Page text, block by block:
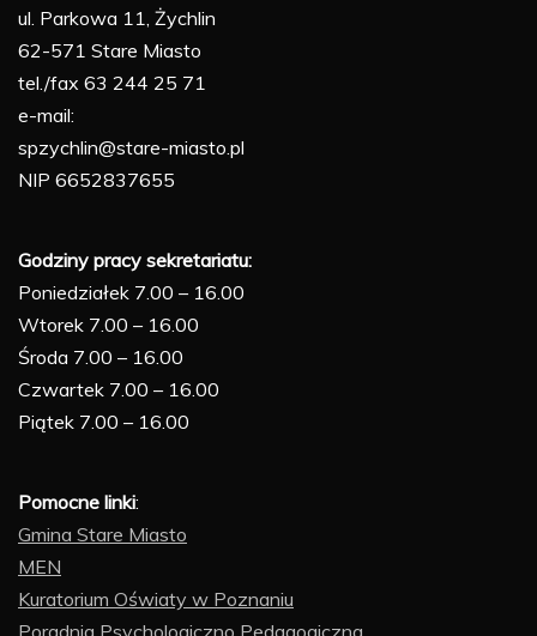
ul. Parkowa 11, Żychlin
62-571 Stare Miasto
tel./fax 63 244 25 71
e-mail:
spzychlin@stare-miasto.pl
NIP 6652837655
Godziny pracy sekretariatu:
Poniedziałek 7.00 – 16.00
Wtorek 7.00 – 16.00
Środa 7.00 – 16.00
Czwartek 7.00 – 16.00
Piątek 7.00 – 16.00
Pomocne linki:
Gmina Stare Miasto
MEN
Kuratorium Oświaty w Poznaniu